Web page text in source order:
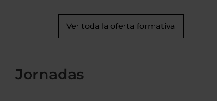
Ver toda la oferta formativa
Jornadas